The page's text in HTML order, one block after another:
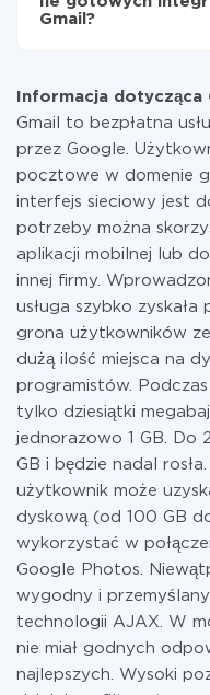
Płacisz tylko za ilość
przekazywana z
w razie potrzeby
informacji otaryfach.
Gmail?
Informacja dotycząca
Gmail to bezpłatna
przez Google.
pocztowe w domenie
interfejs sieciowy jest
potrzeby można
aplikacji mobilnej lub
innej firmy.
usługa szybko
grona użytkowników
dużą ilość miejsca na
programistów.
tylko dziesiątki
jednorazowo 1 GB. Do
GB i będzie nadal
użytkownik może
dyskową (od 100 GB
wykorzystać w
Google Photos.
wygodny i
technologii AJAX. W
nie miał godnych
najlepszych. Wysoki